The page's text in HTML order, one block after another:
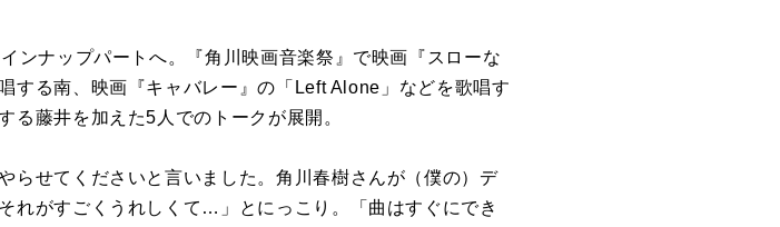
ンナップパートへ。『角川映画音楽祭』で映画『スローな
する南、映画『キャバレー』の「Left Alone」などを歌唱す
る藤井を加えた5人でのトークが展開。
らせてくださいと言いました。角川春樹さんが（僕の）デ
れがすごくうれしくて…」とにっこり。「曲はすぐにでき